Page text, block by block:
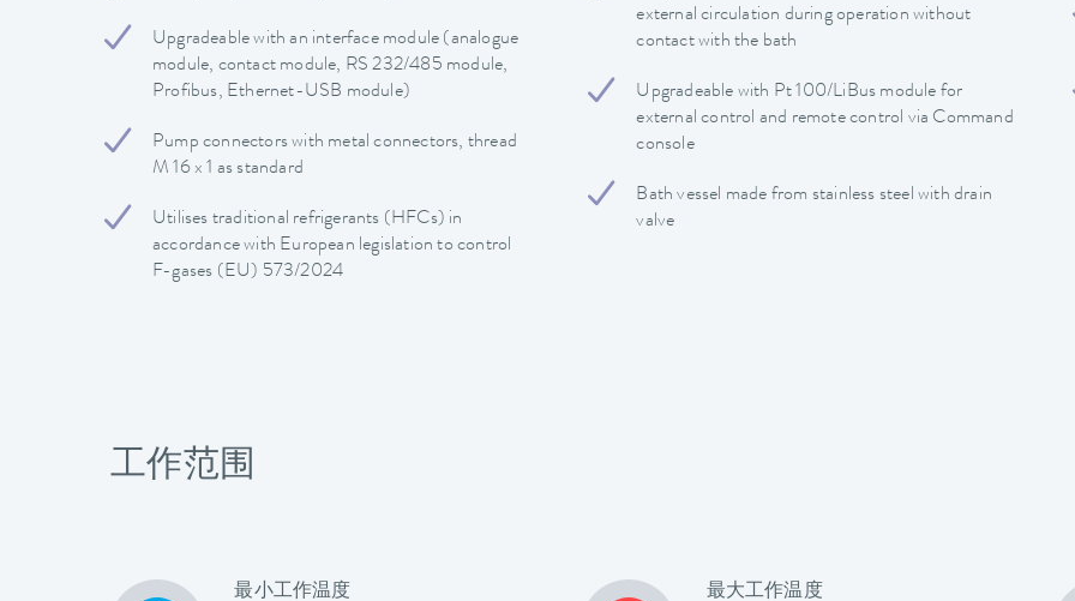
Upgradeable with an interface module (analogue
module, contact module, RS 232/485 module,
Profibus, Ethernet-USB module)
Pump connectors with metal connectors, thread
M 16 x 1 as standard
Utilises traditional refrigerants (HFCs) in
accordance with European legislation to control
F-gases (EU) 573/2024
external circulation during operation without
contact with the bath
Upgradeable with Pt 100/LiBus module for
external control and remote control via Command
console
Bath vessel made from stainless steel with drain
valve
工作范围
最小工作温度 最大工作温度